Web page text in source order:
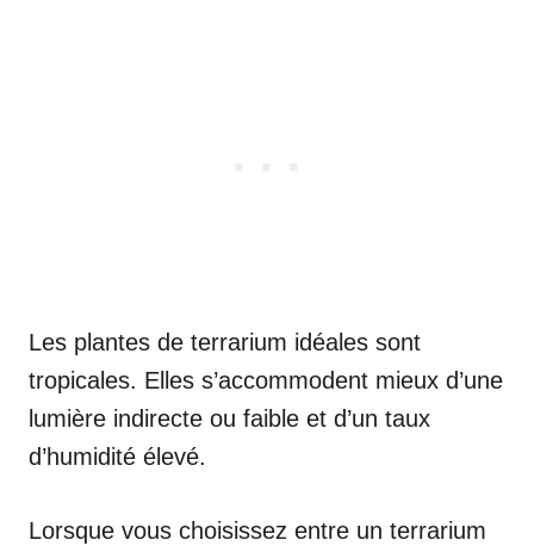
Les plantes de terrarium idéales sont
tropicales. Elles s’accommodent mieux d’une
lumière indirecte ou faible et d’un taux
d’humidité élevé.
Lorsque vous choisissez entre un terrarium